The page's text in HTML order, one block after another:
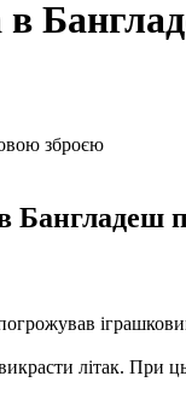
в
Бангладеш
літак.